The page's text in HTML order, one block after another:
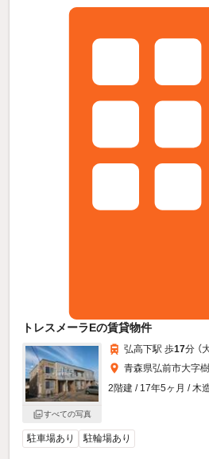
トレスメーラEの賃貸物件
すべての写真
弘高下駅 歩17分 （
青森県弘前市大字
2階建 / 17年5ヶ月 / 木
駐車場あり 駐輪場あり